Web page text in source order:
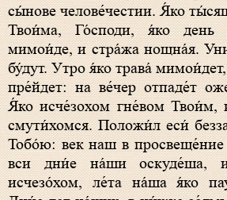
сы́нове челове́честии. Я́ко
Твои́ма, Го́споди, я́ко день
мимои́де, и стра́жа нощна́я.
бу́дут. Утро я́ко трава́
пре́йдет: на ве́чер отпаде́т
Я́ко исче́зохом гне́вом
смути́хомся. Положи́л еси́
Тобо́ю: век наш в просвеще́ние
вси дни́е на́ши оскуде́ша,
исчезо́хом, ле́та на́ша я́ко